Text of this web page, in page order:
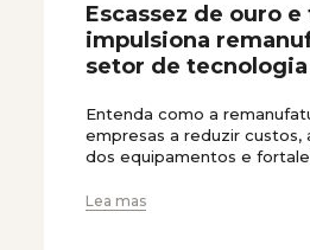
Escassez de ouro e
impulsiona
setor de tecnologia
Entenda como a
empresas a reduzir custos,
dos equipamentos e
Lea mas